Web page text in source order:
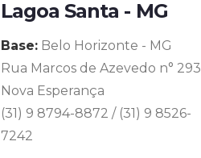
Lagoa Santa - MG
Base: Belo Horizonte - MG
Rua Marcos de Azevedo n° 293
Nova Esperança
(31) 9 8794-8872 / (31) 9 8526-
7242